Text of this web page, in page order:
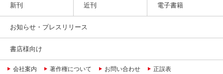
新刊 近刊 電子書籍
お知らせ・プレスリリース
書店様向け
会社案内 著作権について お問い合わせ
正誤表